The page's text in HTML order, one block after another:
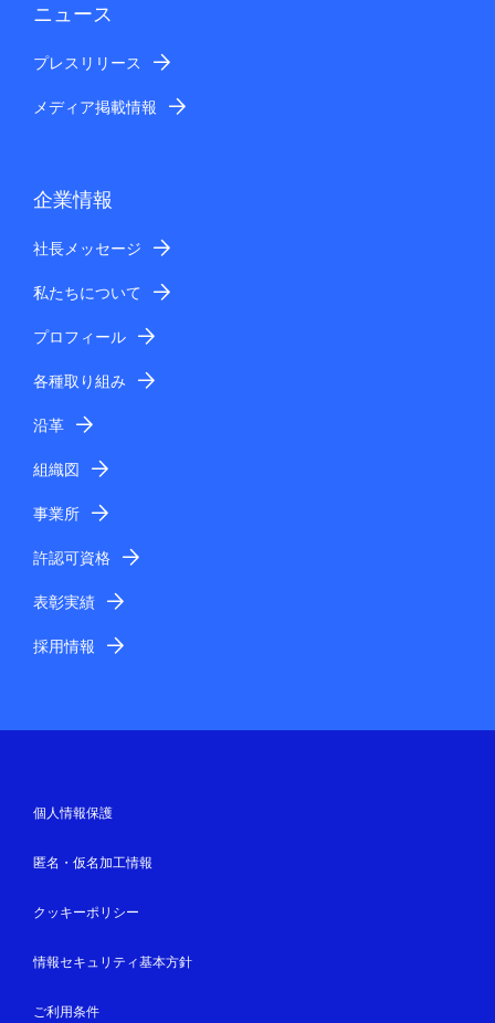
ニュース
プレスリリース
メディア掲載情報
企業情報
社長メッセージ
私たちについて
プロフィール
各種取り組み
沿革
組織図
事業所
許認可資格
表彰実績
採用情報
個人情報保護
匿名・仮名加工情報
クッキーポリシー
情報セキュリティ基本方針
ご利用条件